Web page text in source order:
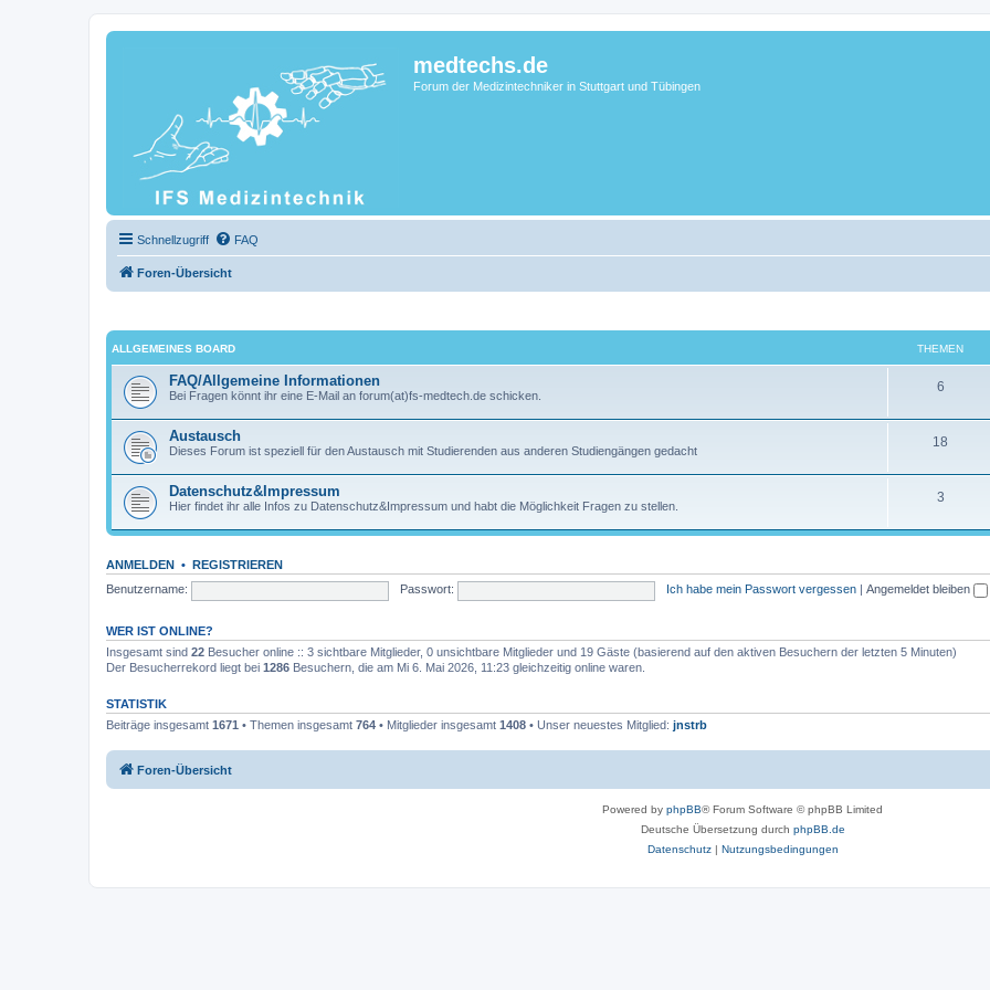
medtechs.de
Forum der Medizintechniker in Stuttgart und Tübingen
Schnellzugriff FAQ
Foren-Übersicht
ALLGEMEINES BOARD THEMEN
FAQ/Allgemeine Informationen
Bei Fragen könnt ihr eine E-Mail an forum(at)fs-medtech.de schicken.
6
Austausch
Dieses Forum ist speziell für den Austausch mit Studierenden aus anderen Studiengängen gedacht
18
Datenschutz&Impressum
Hier findet ihr alle Infos zu Datenschutz&Impressum und habt die Möglichkeit Fragen zu stellen.
3
ANMELDEN • REGISTRIEREN
Benutzername:
Passwort: Ich habe mein Passwort vergessen Angemeldet bleiben
WER IST ONLINE?
Insgesamt sind 22 Besucher online :: 3 sichtbare Mitglieder, 0 unsichtbare Mitglieder und 19 Gäste (basierend auf den aktiven Besuchern der letzten 5 Minuten)
Der Besucherrekord liegt bei 1286 Besuchern, die am Mi 6. Mai 2026, 11:23 gleichzeitig online waren.
STATISTIK
Beiträge insgesamt 1671 • Themen insgesamt 764 • Mitglieder insgesamt 1408 • Unser neuestes Mitglied: jnstrb
Foren-Übersicht
Powered by phpBB® Forum Software © phpBB Limited
Deutsche Übersetzung durch phpBB.de
Datenschutz| Nutzungsbedingungen